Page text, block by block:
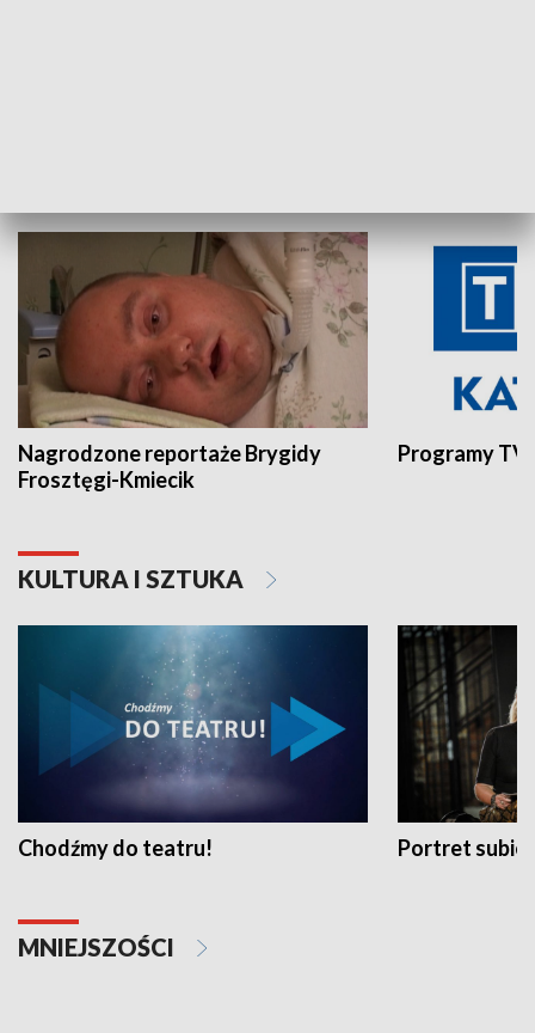
Nagrodzone reportaże Brygidy
Frosztęgi-Kmiecik
Programy
KULTURA I SZTUKA
Chodźmy do teatru! Portret
MNIEJSZOŚCI